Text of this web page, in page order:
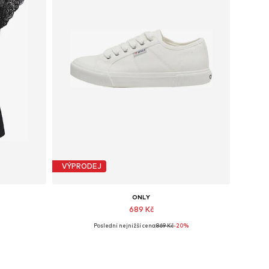
VÝPRODEJ
ONLY
689 Kč
Dostupné velikosti: 36, 37, 38, 41
Poslední nejnižší cena:869 Kč-20%